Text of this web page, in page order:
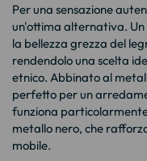
Per una sensazione
un'ottima alternativa. Un
la bellezza grezza del
rendendolo una scelta
etnico. Abbinato al
perfetto per un
funziona
metallo nero, che
mobile.